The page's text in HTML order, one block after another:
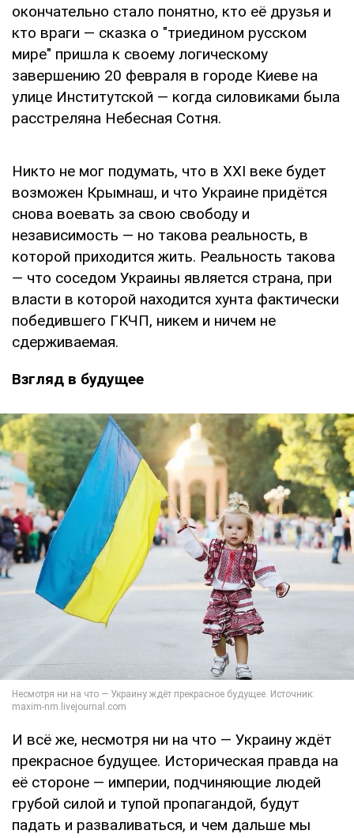
окончательно стало понятно, кто её друзья и
кто враги — сказка о "триедином русском
мире" пришла к своему логическому
завершению 20 февраля в городе Киеве на
улице Институтской — когда силовиками была
расстреляна Небесная Сотня.
Никто не мог подумать, что в XXI веке будет
возможен Крымнаш, и что Украине придётся
снова воевать за свою свободу и
независимость — но такова реальность, в
которой приходится жить. Реальность такова
— что соседом Украины является страна, при
власти в которой находится хунта фактически
победившего ГКЧП, никем и ничем не
сдерживаемая.
Взгляд в будущее
И всё же, несмотря ни на что — Украину ждёт
прекрасное будущее. Историческая правда на
её стороне — империи, подчиняющие людей
грубой силой и тупой пропагандой, будут
падать и разваливаться, и чем дальше мы